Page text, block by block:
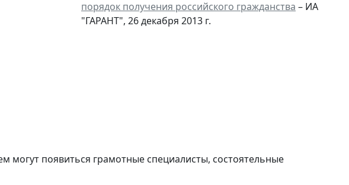
порядок получения российского гражданства – ИА
"ГАРАНТ", 26 декабря 2013 г.
появиться грамотные специалисты, состоятельные